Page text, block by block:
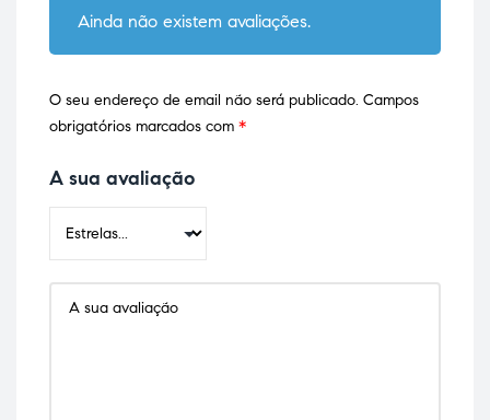
Ainda não existem avaliações.
O seu endereço de email não será publicado. Campos
obrigatórios marcados com *
A sua avaliação